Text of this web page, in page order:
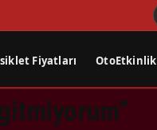
Fiyatları OtoEtkinlik